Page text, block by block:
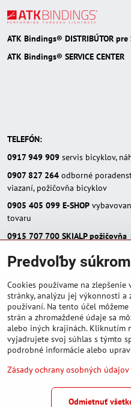
ATK Bindings® DISTRIBÚTOR pre
ATK Bindings® SERVICE CENTER
TELEFÓN:
0917 949 909 servis bicyklov,
0907 827 264 odborné
viazaní, požičovňa bicyklov
0905 405 099 E-SHOP
tovaru
0915 707 700 SKIALP požičovňa
E-MAIL:
eshop(zavináč)skialpinista.sk
pisosport(zavináč)pisosport.sk
©2026
Predvoľby súkromia
Predvoľby
Cookies používame na
stránky, analýzu jej výkonnosti a
používaní. Na tento účel
strán a zhromaždené údaje sa
alebo iných krajinách. Kliknutím
vyjadrujete svoj súhlas s týmto
podrobné informácie alebo
Zásady ochrany osobných údajov
Odmietnuť